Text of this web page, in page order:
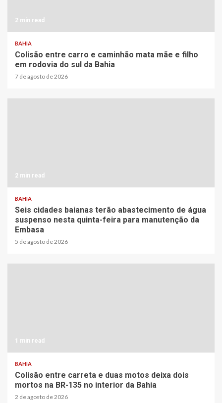
2 min read
BAHIA
Colisão entre carro e caminhão mata mãe e filho
em rodovia do sul da Bahia
7 de agosto de 2026
2 min read
BAHIA
Seis cidades baianas terão abastecimento de água
suspenso nesta quinta-feira para manutenção da
Embasa
5 de agosto de 2026
1 min read
BAHIA
Colisão entre carreta e duas motos deixa dois
mortos na BR-135 no interior da Bahia
2 de agosto de 2026